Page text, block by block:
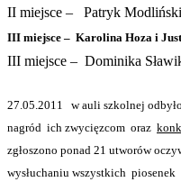
II miejsce –
Patryk
III miejsce – Karolina Hoza i
III miejsce – Dominika
27.05.2011 w auli szkolnej
nagród ich zwycięzcom oraz
zgłoszono ponad 21 utworów
wysłuchaniu wszystkich piosenek